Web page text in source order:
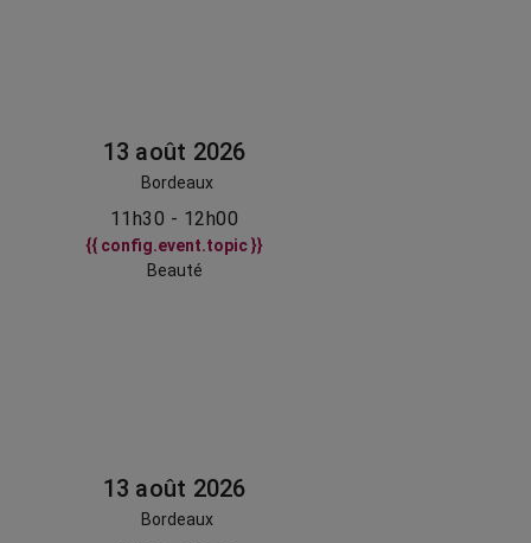
13 août 2026
Bordeaux
11h30 - 12h00
{{ config.event.topic }}
Beauté
13 août 2026
Bordeaux